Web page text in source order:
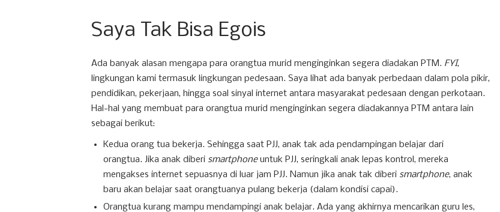
Saya Tak Bisa Egois
Ada banyak alasan mengapa para orangtua murid menginginkan segera diadakan PTM. FYI,
lingkungan kami termasuk lingkungan pedesaan. Saya lihat ada banyak perbedaan dalam pola pikir,
pendidikan, pekerjaan, hingga soal sinyal internet antara masyarakat pedesaan dengan perkotaan.
Hal-hal yang membuat para orangtua murid menginginkan segera diadakannya PTM antara lain
sebagai berikut:
Kedua orang tua bekerja. Sehingga saat PJJ, anak tak ada pendampingan belajar dari
orangtua. Jika anak diberi smartphoneuntuk PJJ, seringkali anak lepas kontrol, mereka
mengakses internet sepuasnya di luar jam PJJ. Namun jika anak tak diberi smartphone, anak
baru akan belajar saat orangtuanya pulang bekerja (dalam kondisi capai).
Orangtua kurang mampu mendampingi anak belajar. Ada yang akhirnya mencarikan guru les,